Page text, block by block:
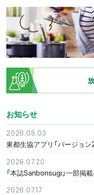
お知らせ
2026.08.03
東都生協アプリ「バージョ
2026.07.20
「本誌Sanbonsugi」一部掲
2026.07.17